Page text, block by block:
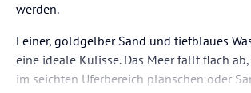
werden.
Feiner, goldgelber Sand und tiefblaues
eine ideale Kulisse. Das Meer fällt flach
im seichten Uferbereich planschen oder